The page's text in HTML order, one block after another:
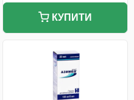
КУПИТИ